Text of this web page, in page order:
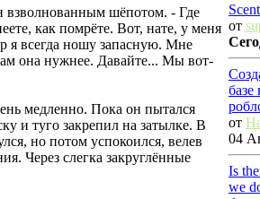
взволнованным шёпотом. - Где
как помрёте. Вот, нате, у меня
я всегда ношу запасную. Мне
она нужнее. Давайте... Мы вот-
медленно. Пока он пытался
и туго закрепил на затылке. В
но потом успокоился, велев
Через слегка закруглённые
от
от
04
Is
we